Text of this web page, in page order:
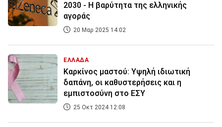
2030 - Η βαρύτητα της ελληνικής
αγοράς
20 Μαρ 2025 14:02
ΕΛΛΑΔΑ
Καρκίνος μαστού: Υψηλή ιδιωτική
δαπάνη, οι καθυστερήσεις και η
εμπιστοσύνη στο ΕΣΥ
25 Οκτ 2024 12:08